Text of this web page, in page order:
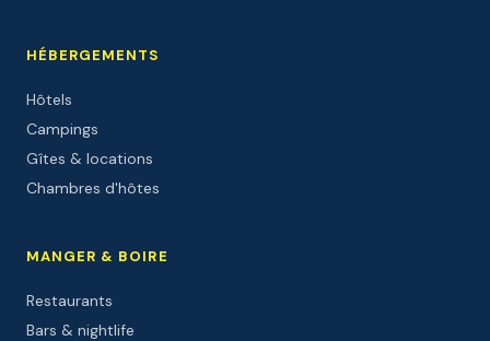
HÉBERGEMENTS
Hôtels
Campings
Gîtes & locations
Chambres d'hôtes
MANGER & BOIRE
Restaurants
Bars & nightlife